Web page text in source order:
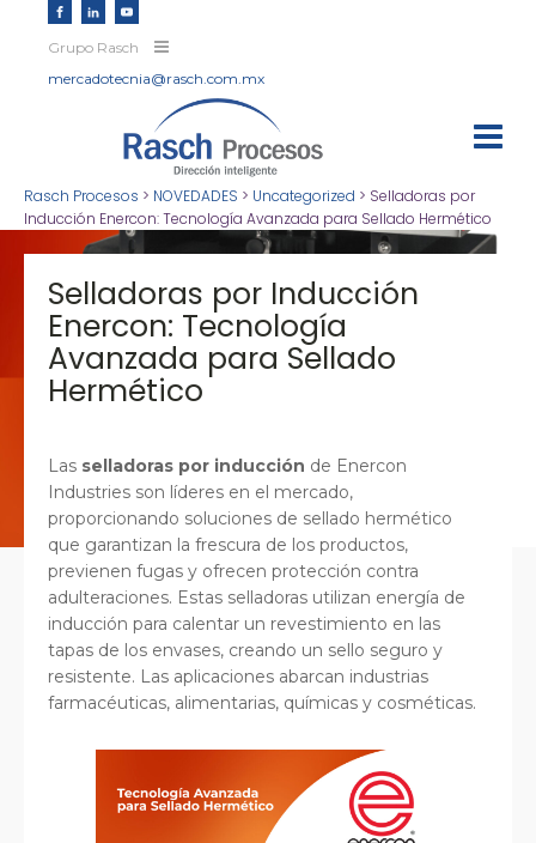
Grupo Rasch
mercadotecnia@rasch.com.mx
Rasch Procesos > NOVEDADES > Uncategorized > Selladoras por
Inducción Enercon: Tecnología Avanzada para Sellado Hermético
Selladoras por Inducción
Enercon: Tecnología
Avanzada para Sellado
Hermético
Las selladoras por inducción de Enercon
Industries son líderes en el mercado,
proporcionando soluciones de sellado hermético
que garantizan la frescura de los productos,
previenen fugas y ofrecen protección contra
adulteraciones. Estas selladoras utilizan energía de
inducción para calentar un revestimiento en las
tapas de los envases, creando un sello seguro y
resistente. Las aplicaciones abarcan industrias
farmacéuticas, alimentarias, químicas y cosméticas.